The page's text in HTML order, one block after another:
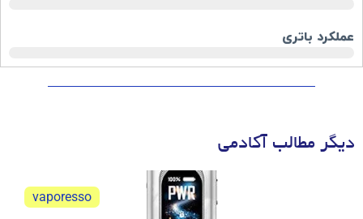
عملکرد باتری
دیگر مطالب آکادمی
vaporesso